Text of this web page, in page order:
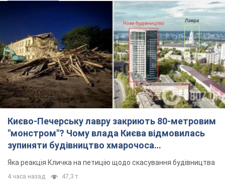
Києво-Печерську лавру закриють 80-метровим
"монстром"? Чому влада Києва відмовилась
зупиняти будівництво хмарочоса
"московського вірянина"
Яка реакція Кличка на петицію щодо скасування будівництва
4 часа назад 47,3 т.